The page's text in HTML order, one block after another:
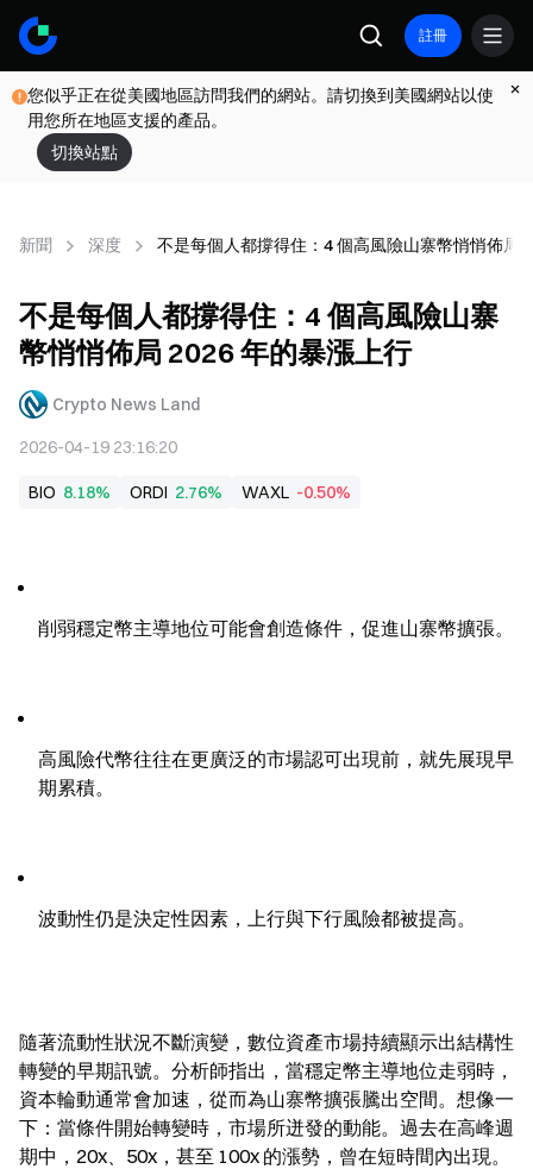
註冊
您似乎正在從美國地區訪問我們的網站。請切換到美國網站以使
用您所在地區支援的產品。
切換站點
新聞 深度 不是每個人都撐得住：4 個高風險山寨幣悄悄佈局
不是每個人都撐得住：4 個高風險山寨
幣悄悄佈局 2026 年的暴漲上行
Crypto News Land
2026-04-19 23:16:20
BIO 8.18% ORDI 2.76% WAXL -0.50%
削弱穩定幣主導地位可能會創造條件，促進山寨幣擴張。
高風險代幣往往在更廣泛的市場認可出現前，就先展現早
期累積。
波動性仍是決定性因素，上行與下行風險都被提高。
隨著流動性狀況不斷演變，數位資產市場持續顯示出結構性
轉變的早期訊號。分析師指出，當穩定幣主導地位走弱時，
資本輪動通常會加速，從而為山寨幣擴張騰出空間。想像一
下：當條件開始轉變時，市場所迸發的動能。過去在高峰週
期中，20x、50x，甚至 100x 的漲勢，曾在短時間內出現。